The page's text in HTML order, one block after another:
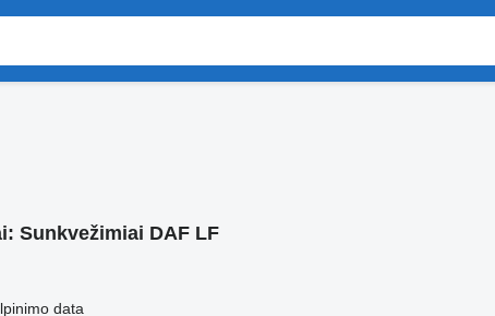
Sunkvežimiai DAF LF
data